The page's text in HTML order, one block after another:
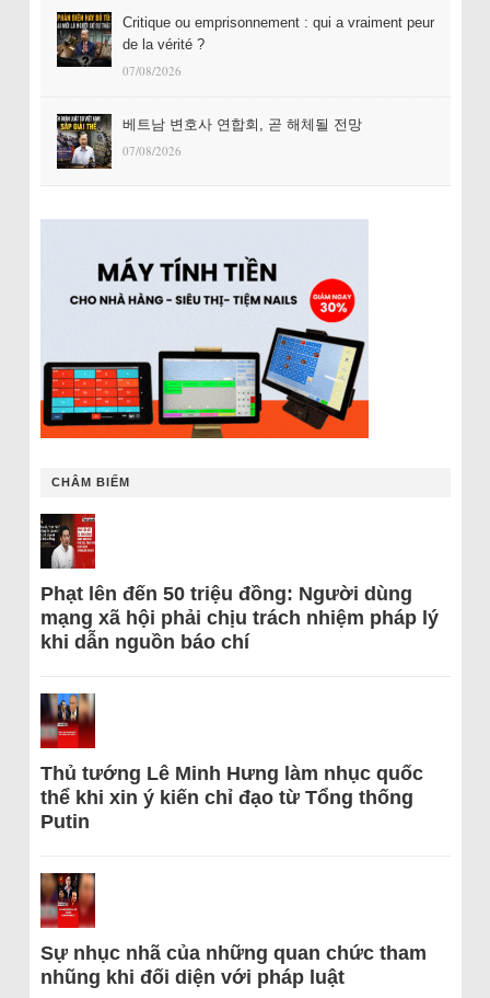
Critique ou emprisonnement : qui a vraiment peur
de la vérité ?
07/08/2026
베트남 변호사 연합회, 곧 해체될 전망
07/08/2026
CHÂM BIẾM
Phạt lên đến 50 triệu đồng: Người dùng
mạng xã hội phải chịu trách nhiệm pháp lý
khi dẫn nguồn báo chí
Thủ tướng Lê Minh Hưng làm nhục quốc
thể khi xin ý kiến chỉ đạo từ Tổng thống
Putin
Sự nhục nhã của những quan chức tham
nhũng khi đối diện với pháp luật